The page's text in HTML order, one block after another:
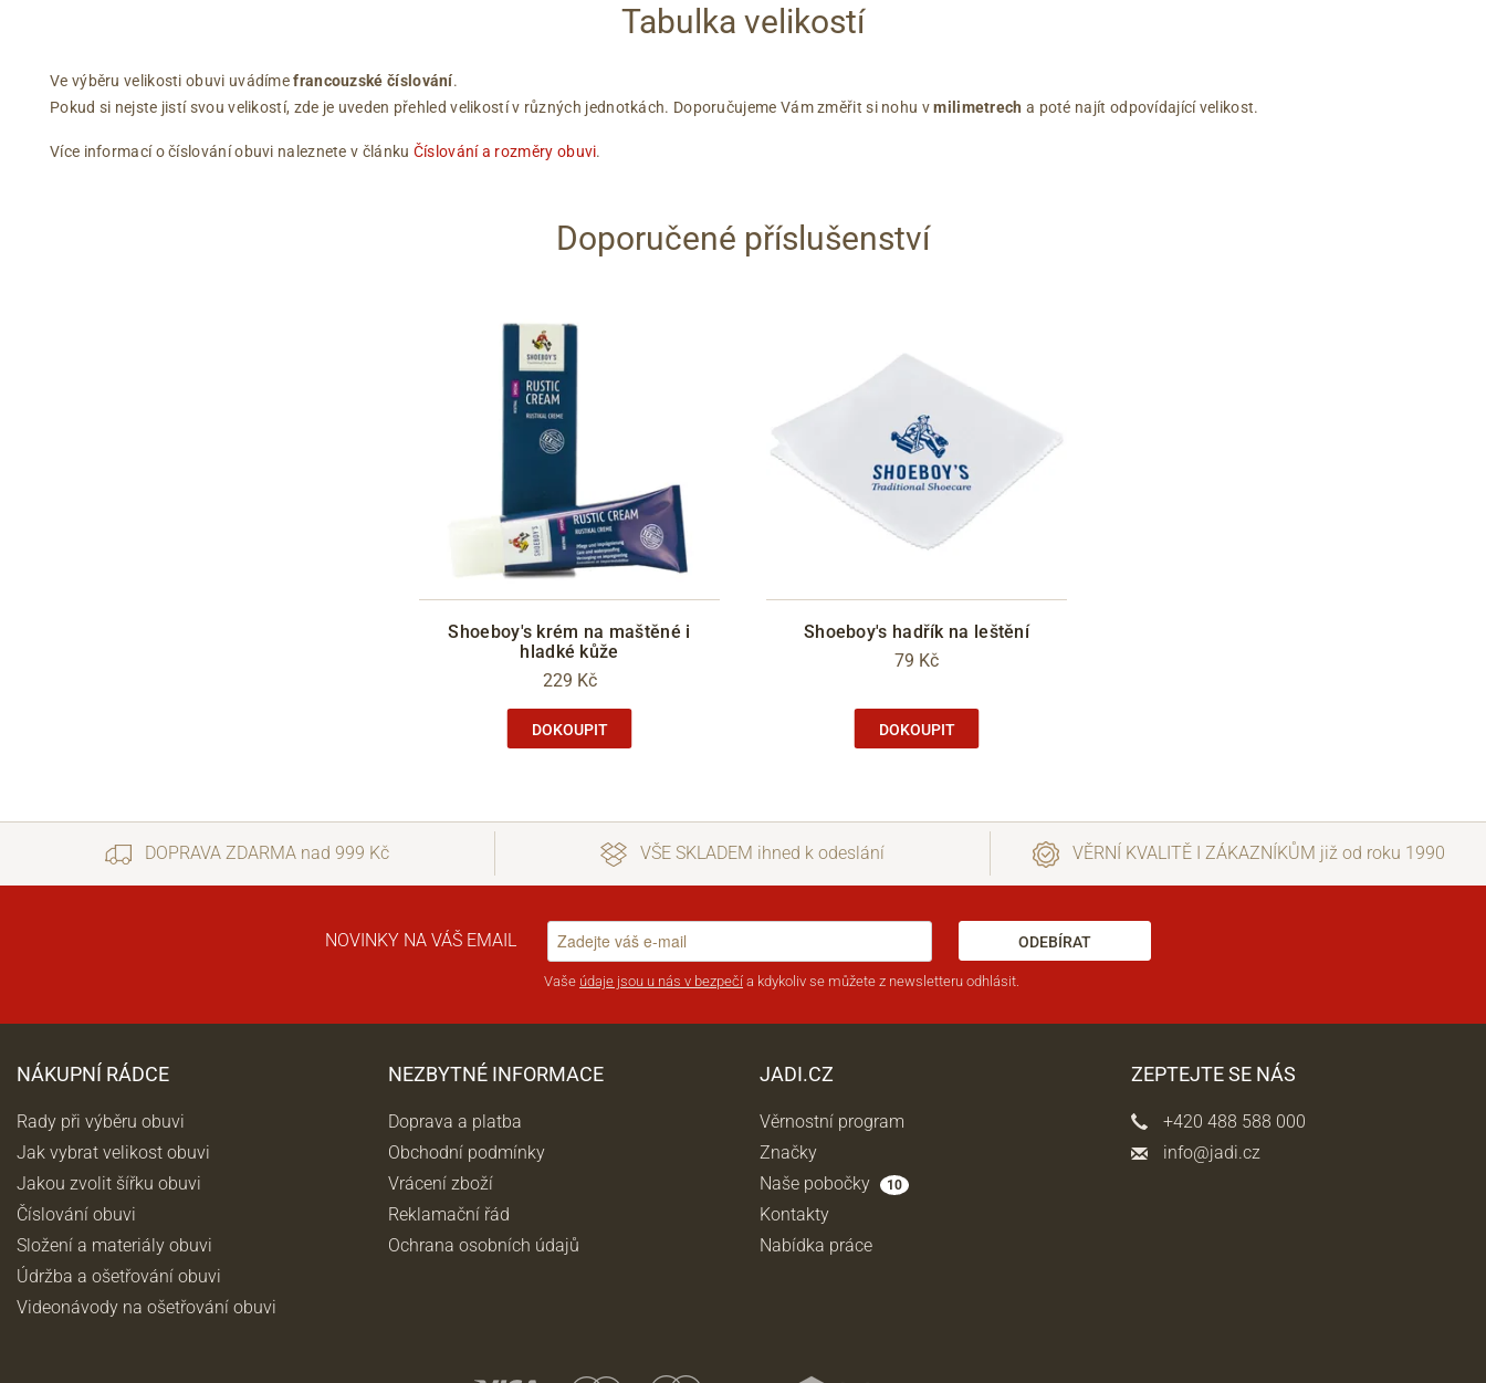
Tabulka velikostí
Ve výběru velikosti obuvi uvádímefrancouzské číslování.
Pokud si nejste jistí svou velikostí, zde je uveden přehled velikostí v různých jednotkách. Doporučujeme Vám změřit si nohu vmilimetrech a poté najít odpovídající velikost.
Více informací o číslování obuvi naleznete v článku Číslování a rozměry obuvi.
Doporučené příslušenství
Shoeboy's krém na maštěné i
hladké kůže
229 Kč
DOKOUPIT
Shoeboy's hadřík na leštění
79 Kč
DOKOUPIT
DOPRAVA ZDARMA nad 999 Kč VŠE SKLADEM ihned k odeslání VĚRNÍ KVALITĚ I ZÁKAZNÍKŮM již od roku 1990
NOVINKY NA VÁŠ EMAIL ODEBÍRAT
Vaše údaje jsou u nás v bezpečí a kdykoliv se můžete z newsletteru odhlásit.
NÁKUPNÍ RÁDCE
Rady při výběru obuvi
Jak vybrat velikost obuvi
Jakou zvolit šířku obuvi
Číslování obuvi
Složení a materiály obuvi
Údržba a ošetřování obuvi
Videonávody na ošetřování obuvi
NEZBYTNÉ INFORMACE
Doprava a platba
Obchodní podmínky
Vrácení zboží
Reklamační řád
Ochrana osobních údajů
JADI.CZ
Věrnostní program
Značky
Naše pobočky
10
Kontakty
Nabídka práce
ZEPTEJTE SE NÁS
+420 488 588 000
info@jadi.cz